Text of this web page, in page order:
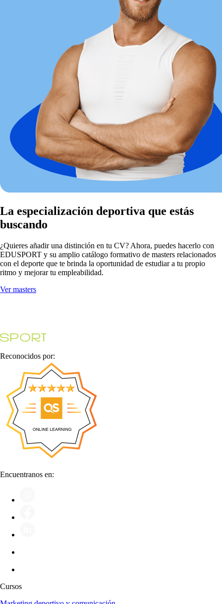
La especialización deportiva que estás
buscando
¿Quieres añadir una distinción en tu CV? Ahora, puedes hacerlo con
EDUSPORT y su amplio catálogo formativo de masters relacionados
con el deporte que te brinda la oportunidad de estudiar a tu propio
ritmo y mejorar tu empleabilidad.
Ver masters
Reconocidos por:
Encuentranos en:
Cursos